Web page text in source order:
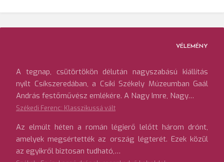
VÉLEMÉNY
A tegnap, csütörtökön délután nagyszabású kiállítás
nyílt Csíkszeredában, a Csíki Székely Múzeumban Gaál
András festőművész emlékére. A Nagy Imre, Nagy…
Székedi Ferenc: Klasszikussá vált
Az elmúlt héten a román légierő lelőtt három drónt,
amelyek megsértették az ország légterét. Ezek közül
az egyikről biztosan tudható,…